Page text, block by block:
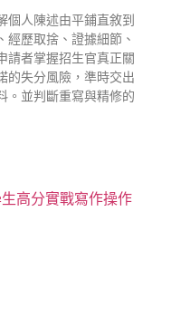
個人陳述由平鋪直敘到
經歷取捨、證據細節、
請者掌握招生官真正關
的失分風險，準時交出
。並判斷重寫與精修的